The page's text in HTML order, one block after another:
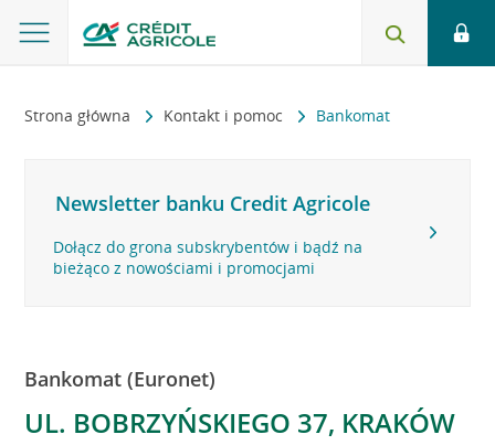
Strona główna Kontakt i pomoc Bankomat
Newsletter banku Credit Agricole
Dołącz do grona subskrybentów i bądź na
bieżąco z nowościami i promocjami
Bankomat (Euronet)
UL. BOBRZYŃSKIEGO 37, KRAKÓW